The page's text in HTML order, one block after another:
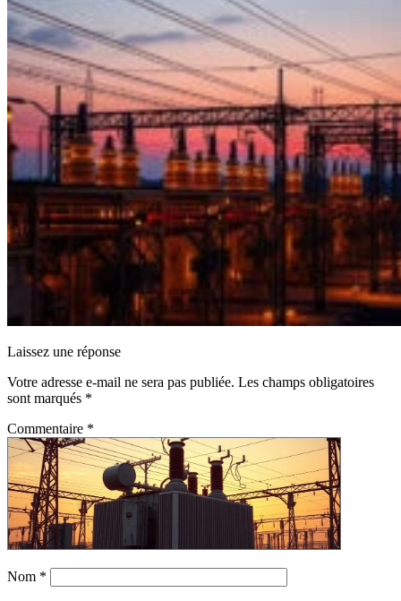
Laissez une réponse
Votre adresse e-mail ne sera pas publiée. Les champs obligatoires
sont marqués *
Commentaire *
Nom *